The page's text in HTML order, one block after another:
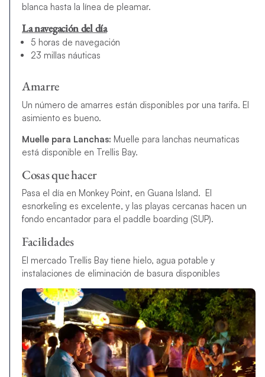
blanca hasta la línea de pleamar.
La navegación del día
5 horas de navegación
23 millas náuticas
Amarre
Un número de amarres están disponibles por una tarifa. El
asimiento es bueno.
Muelle para Lanchas: Muelle para lanchas neumaticas
está disponible en Trellis Bay.
Cosas que hacer
Pasa el día en Monkey Point, en Guana Island. El
esnorkeling es excelente, y las playas cercanas hacen un
fondo encantador para el paddle boarding (SUP).
Facilidades
El mercado Trellis Bay tiene hielo, agua potable y
instalaciones de eliminación de basura disponibles